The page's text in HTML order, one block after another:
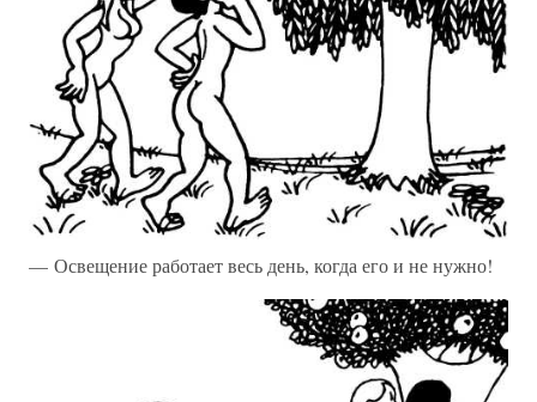
— Освещение работает весь день, когда его и не нужно!